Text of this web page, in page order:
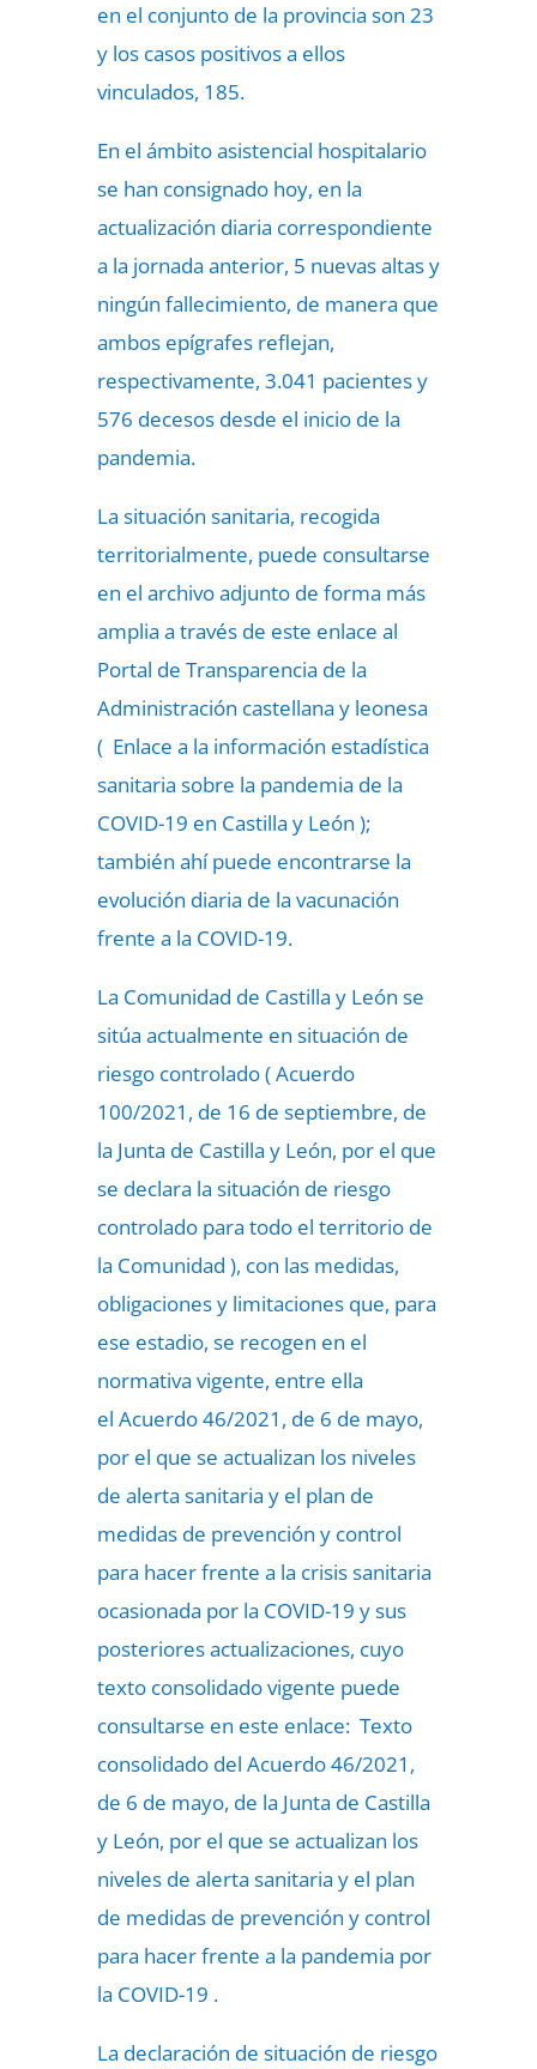
en el conjunto de la provincia son 23
y los casos positivos a ellos
vinculados, 185.
En el ámbito asistencial hospitalario
se han consignado hoy, en la
actualización diaria correspondiente
a la jornada anterior, 5 nuevas altas y
ningún fallecimiento, de manera que
ambos epígrafes reflejan,
respectivamente, 3.041 pacientes y
576 decesos desde el inicio de la
pandemia.
La situación sanitaria, recogida
territorialmente, puede consultarse
en el archivo adjunto de forma más
amplia a través de este enlace al
Portal de Transparencia de la
Administración castellana y leonesa
( Enlace a la información estadística
sanitaria sobre la pandemia de la
COVID-19 en Castilla y León );
también ahí puede encontrarse la
evolución diaria de la vacunación
frente a la COVID-19.
La Comunidad de Castilla y León se
sitúa actualmente en situación de
riesgo controlado ( Acuerdo
100/2021, de 16 de septiembre, de
la Junta de Castilla y León, por el que
se declara la situación de riesgo
controlado para todo el territorio de
la Comunidad ), con las medidas,
obligaciones y limitaciones que, para
ese estadio, se recogen en el
normativa vigente, entre ella
el Acuerdo 46/2021, de 6 de mayo,
por el que se actualizan los niveles
de alerta sanitaria y el plan de
medidas de prevención y control
para hacer frente a la crisis sanitaria
ocasionada por la COVID-19 y sus
posteriores actualizaciones, cuyo
texto consolidado vigente puede
consultarse en este enlace: Texto
consolidado del Acuerdo 46/2021,
de 6 de mayo, de la Junta de Castilla
y León, por el que se actualizan los
niveles de alerta sanitaria y el plan
de medidas de prevención y control
para hacer frente a la pandemia por
la COVID-19 .
La declaración de situación de riesgo